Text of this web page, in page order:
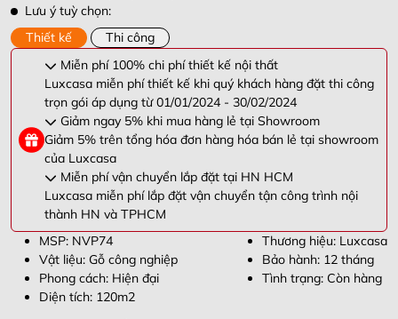
Lưu ý tuỳ chọn:
Thiết kế
Thi công
Miễn phí 100% chi phí thiết kế nội thất
Luxcasa miễn phí thiết kế khi quý khách hàng đặt thi công
trọn gói áp dụng từ 01/01/2024 - 30/02/2024
Giảm ngay 5% khi mua hàng lẻ tại Showroom
Giảm 5% trên tổng hóa đơn hàng hóa bán lẻ tại showroom
của Luxcasa
Miễn phí vận chuyển lắp đặt tại HN HCM
Luxcasa miễn phí lắp đặt vận chuyển tận công trình nội
thành HN và TPHCM
MSP: NVP74
Vật liệu: Gỗ công nghiệp
Phong cách: Hiện đại
Diện tích: 120m2
Thương hiệu: Luxcasa
Bảo hành: 12 tháng
Tình trạng: Còn hàng